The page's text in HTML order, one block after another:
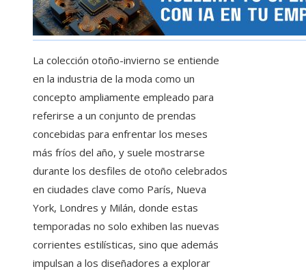
La colección otoño-invierno se entiende
en la industria de la moda como un
concepto ampliamente empleado para
referirse a un conjunto de prendas
concebidas para enfrentar los meses
más fríos del año, y suele mostrarse
durante los desfiles de otoño celebrados
en ciudades clave como París, Nueva
York, Londres y Milán, donde estas
temporadas no solo exhiben las nuevas
corrientes estilísticas, sino que además
impulsan a los diseñadores a explorar